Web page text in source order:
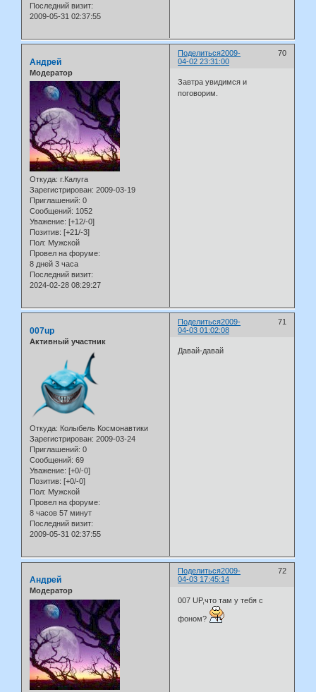
Последний визит:
2009-05-31 02:37:55
Поделиться 70
2009-
04-02 23:31:00
Андрей
Модератор
Откуда: г.Калуга
Зарегистрирован: 2009-03-19
Приглашений: 0
Сообщений: 1052
Уважение: [+12/-0]
Позитив: [+21/-3]
Пол: Мужской
Провел на форуме:
8 дней 3 часа
Последний визит:
2024-02-28 08:29:27
Завтра увидимся и
поговорим.
Поделиться 71
2009-
04-03 01:02:08
007up
Активный участник
Откуда: Колыбель Космонавтики
Зарегистрирован: 2009-03-24
Приглашений: 0
Сообщений: 69
Уважение: [+0/-0]
Позитив: [+0/-0]
Пол: Мужской
Провел на форуме:
8 часов 57 минут
Последний визит:
2009-05-31 02:37:55
Давай-давай
Поделиться 72
2009-
04-03 17:45:14
Андрей
Модератор
007 UP,что там у тебя с
фоном?